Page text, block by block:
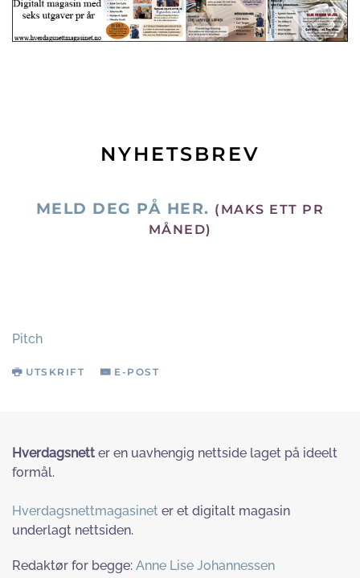
NYHETSBREV
MELD DEG PÅ HER. (MAKS ETT PR
MÅNED)
Pitch
UTSKRIFT E-POST
Hverdagsnett er en uavhengig nettside laget på ideelt
formål.
Hverdagsnettmagasinet er et digitalt magasin
underlagt nettsiden.
Redaktør for begge: Anne Lise Johannessen